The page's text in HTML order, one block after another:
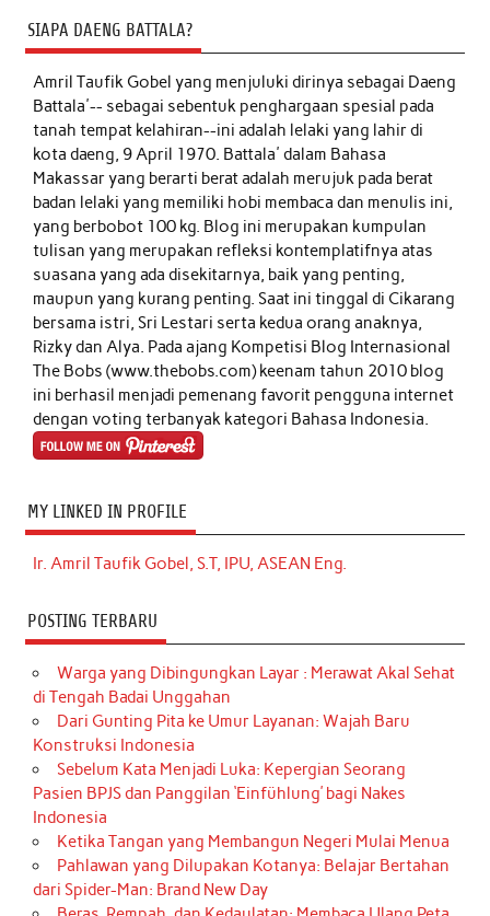
SIAPA DAENG BATTALA?
Amril Taufik Gobelyang menjuluki dirinya sebagai Daeng
Battala'-- sebagai sebentuk penghargaan spesial pada
tanah tempat kelahiran--ini adalah lelaki yang lahir di
kota daeng, 9 April 1970. Battala' dalam Bahasa
Makassar yang berarti berat adalah merujuk pada berat
badan lelaki yang memiliki hobi membaca dan menulis ini,
yang berbobot 100 kg. Blog ini merupakan kumpulan
tulisan yang merupakan refleksi kontemplatifnya atas
suasana yang ada disekitarnya, baik yang penting,
maupun yang kurang penting. Saat ini tinggal di Cikarang
bersama istri, Sri Lestari serta kedua orang anaknya,
Rizky dan Alya. Pada ajang Kompetisi Blog Internasional
The Bobs (www.thebobs.com) keenam tahun 2010 blog
ini berhasil menjadi pemenang favorit pengguna internet
dengan voting terbanyak kategori Bahasa Indonesia.
MY LINKED IN PROFILE
Ir. Amril Taufik Gobel, S.T, IPU, ASEAN Eng.
POSTING TERBARU
Warga yang Dibingungkan Layar : Merawat Akal Sehat
di Tengah Badai Unggahan
Dari Gunting Pita ke Umur Layanan: Wajah Baru
Konstruksi Indonesia
Sebelum Kata Menjadi Luka: Kepergian Seorang
Pasien BPJS dan Panggilan ‘Einfühlung’ bagi Nakes
Indonesia
Ketika Tangan yang Membangun Negeri Mulai Menua
Pahlawan yang Dilupakan Kotanya: Belajar Bertahan
dari Spider-Man: Brand New Day